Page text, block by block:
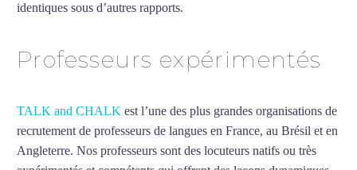
identiques sous d’autres rapports.
Professeurs expérimentés
TALK and CHALK est l’une des plus grandes organisations de
recrutement de professeurs de langues en France, au Brésil et en
Angleterre. Nos professeurs sont des locuteurs natifs ou très